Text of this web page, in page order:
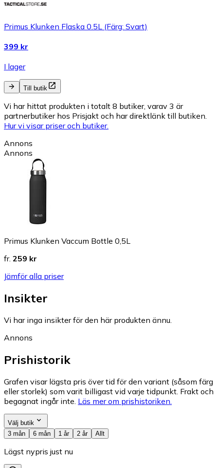
Primus Klunken Flaska 0.5L (Färg: Svart)
399 kr
I lager
Till butik
Vi har hittat produkten i totalt 8 butiker, varav 3 är
partnerbutiker hos Prisjakt och har direktlänk till butiken.
Hur vi visar priser och butiker.
Annons
Annons
Primus Klunken Vaccum Bottle 0,5L
fr. 259 kr
Jämför alla priser
Insikter
Vi har inga insikter för den här produkten ännu.
Annons
Prishistorik
Grafen visar lägsta pris över tid för den variant (såsom färg
eller storlek) som varit billigast vid varje tidpunkt. Frakt och
begagnat ingår inte. Läs mer om prishistoriken.
Välj butik
3 mån
6 mån 1 år 2 år Allt
Lägst nypris just nu